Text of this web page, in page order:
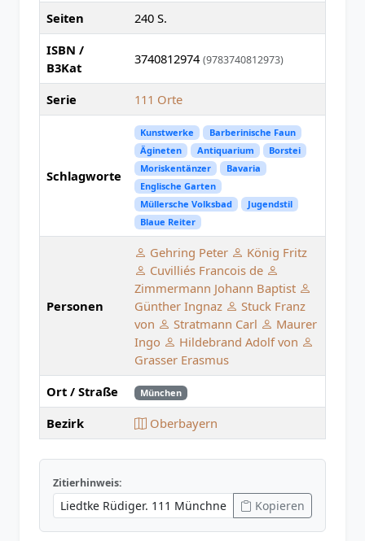
Seiten
240 S.
ISBN /
B3Kat
3740812974(9783740812973)
Serie 111 Orte
Schlagworte
Kunstwerke
Barberinische Faun
Ägineten
Antiquarium
Borstei
Moriskentänzer
Bavaria
Englische Garten
Müllersche Volksbad
Jugendstil
Blaue Reiter
Personen
Gehring Peter
König Fritz
Cuvilliés Francois de
Zimmermann Johann Baptist
Günther Ingnaz
Stuck Franz
von
Stratmann Carl
Maurer
Ingo
Hildebrand Adolf von
Grasser Erasmus
Ort / Straße
München
Bezirk Oberbayern
Zitierhinweis:
Kopieren